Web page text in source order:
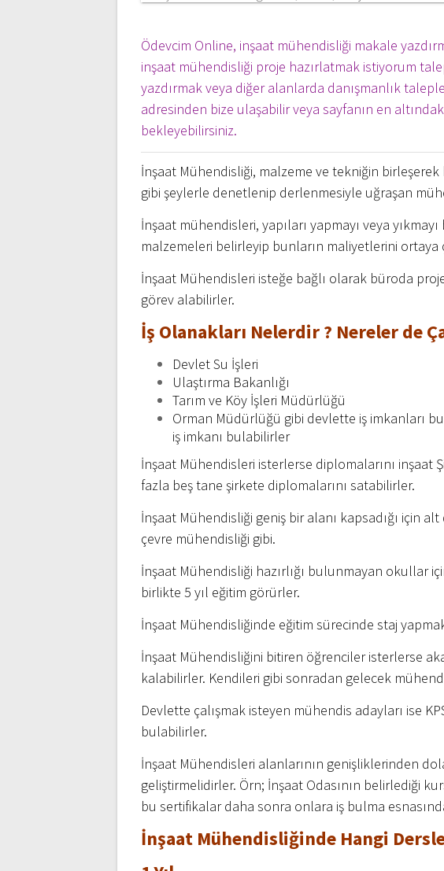
Ödevcim Online, inşaat mühendisliği makale
inşaat mühendisliği proje hazırlatmak istiyorum
yazdırmak veya diğer alanlarda danışmanlık
adresinden bize ulaşabilir veya sayfanın en
bekleyebilirsiniz.
İnşaat Mühendisliği, malzeme ve tekniğin
gibi şeylerle denetlenip derlenmesiyle uğraşan
İnşaat mühendisleri, yapıları yapmayı veya
malzemeleri belirleyip bunların maliyetlerini ortaya
İnşaat Mühendisleri isteğe bağlı olarak büroda
görev alabilirler.
İş Olanakları Nelerdir ? Nereler de
Devlet Su İşleri
Ulaştırma Bakanlığı
Tarım ve Köy İşleri Müdürlüğü
Orman Müdürlüğü gibi devlette iş imkanları
iş imkanı bulabilirler
İnşaat Mühendisleri isterlerse diplomalarını inşaat
fazla beş tane şirkete diplomalarını satabilirler.
İnşaat Mühendisliği geniş bir alanı kapsadığı için
çevre mühendisliği gibi.
İnşaat Mühendisliği hazırlığı bulunmayan okullar
birlikte 5 yıl eğitim görürler.
İnşaat Mühendisliğinde eğitim sürecinde staj
İnşaat Mühendisliğini bitiren öğrenciler isterlerse
kalabilirler. Kendileri gibi sonradan gelecek
Devlette çalışmak isteyen mühendis adayları ise
bulabilirler.
İnşaat Mühendisleri alanlarının genişliklerinden
geliştirmelidirler. Örn; İnşaat Odasının belirlediği
bu sertifikalar daha sonra onlara iş bulma
İnşaat Mühendisliğinde Hangi